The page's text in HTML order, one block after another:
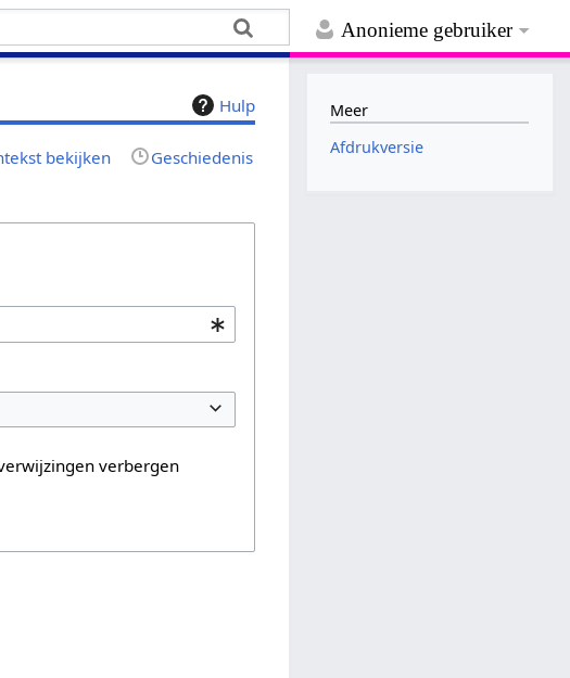
Anonieme gebruiker
Hulp
bekijken Geschiedenis
verbergen
Meer
Afdrukversie